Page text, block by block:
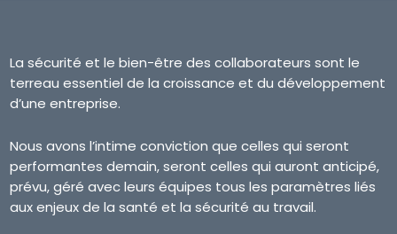
La sécurité et le bien-être des collaborateurs sont le
terreau essentiel de la croissance et du développement
d’une entreprise.
Nous avons l’intime conviction que celles qui seront
performantes demain, seront celles qui auront anticipé,
prévu, géré avec leurs équipes tous les paramètres liés
aux enjeux de la santé et la sécurité au travail.